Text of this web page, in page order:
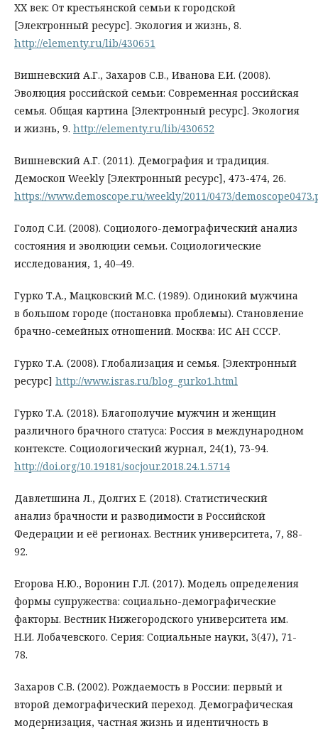
XX век: От крестьянской семьи к городской
[Электронный ресурс]. Экология и жизнь, 8.
http://elementy.ru/lib/430651
Вишневский А.Г., Захаров С.В., Иванова Е.И. (2008).
Эволюция российской семьи: Современная российская
семья. Общая картина [Электронный ресурс]. Экология
и жизнь, 9. http://elementy.ru/lib/430652
Вишневский А.Г. (2011). Демография и традиция.
Демоскоп Weekly [Электронный ресурс], 473-474, 26.
https://www.demoscope.ru/weekly/2011/0473/
Голод С.И. (2008). Социолого-демографический анализ
состояния и эволюции семьи. Социологические
исследования, 1, 40–49.
Гурко Т.А., Мацковский М.С. (1989). Одинокий мужчина
в большом городе (постановка проблемы). Становление
брачно-семейных отношений. Москва: ИС АН СССР.
Гурко Т.А. (2008). Глобализация и семья. [Электронный
ресурс] http://www.isras.ru/blog_gurko1.html
Гурко Т.А. (2018). Благополучие мужчин и женщин
различного брачного статуса: Россия в международном
контексте. Социологический журнал, 24(1), 73-94.
http://doi.org/10.19181/socjour.2018.24.1.5714
Давлетшина Л., Долгих Е. (2018). Статистический
анализ брачности и разводимости в Российской
Федерации и её регионах. Вестник университета, 7, 88-
92.
Егорова Н.Ю., Воронин Г.Л. (2017). Модель определения
формы супружества: социально-демографические
факторы. Вестник Нижегородского университета им.
Н.И. Лобачевского. Серия: Социальные науки, 3(47), 71-
78.
Захаров С.В. (2002). Рождаемость в России: первый и
второй демографический переход. Демографическая
модернизация, частная жизнь и идентичность в